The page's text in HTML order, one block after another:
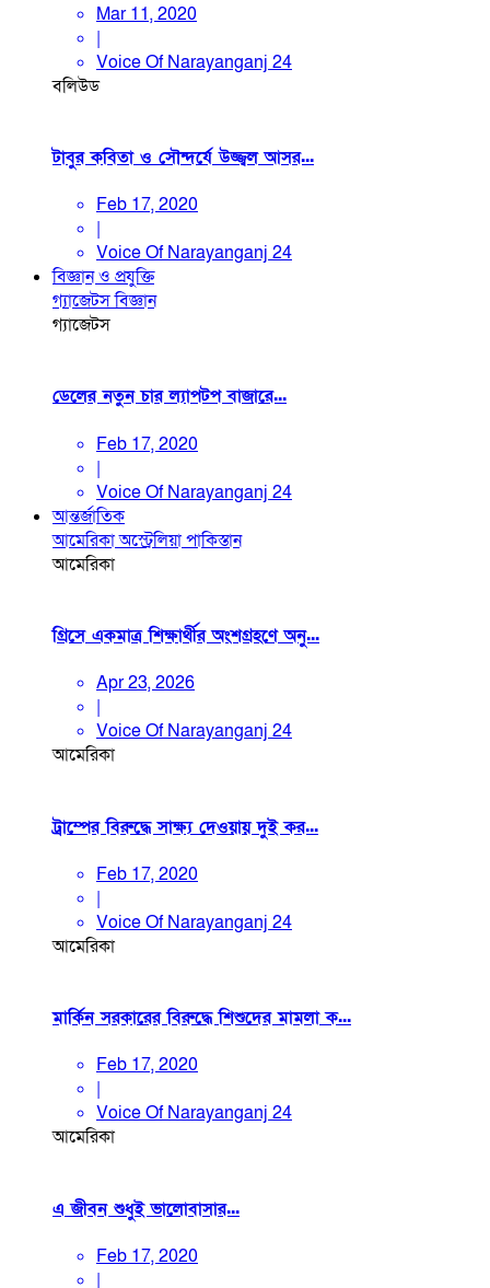
Mar 11, 2020
|
Voice Of Narayanganj 24
বলিউড
টাবুর কবিতা ও সৌন্দর্যে উজ্জ্বল আসর...
Feb 17, 2020
|
Voice Of Narayanganj 24
বিজ্ঞান ও প্রযুক্তি
গ্যাজেটসবিজ্ঞান
গ্যাজেটস
ডেলের নতুন চার ল্যাপটপ বাজারে...
Feb 17, 2020
|
Voice Of Narayanganj 24
আন্তর্জাতিক
আমেরিকাঅস্ট্রেলিয়াপাকিস্তান
আমেরিকা
গ্রিসে একমাত্র শিক্ষার্থীর অংশগ্রহণে অনু...
Apr 23, 2026
|
Voice Of Narayanganj 24
আমেরিকা
ট্রাম্পের বিরুদ্ধে সাক্ষ্য দেওয়ায় দুই কর...
Feb 17, 2020
|
Voice Of Narayanganj 24
আমেরিকা
মার্কিন সরকারের বিরুদ্ধে শিশুদের মামলা ক...
Feb 17, 2020
|
Voice Of Narayanganj 24
আমেরিকা
এ জীবন শুধুই ভালোবাসার...
Feb 17, 2020
|